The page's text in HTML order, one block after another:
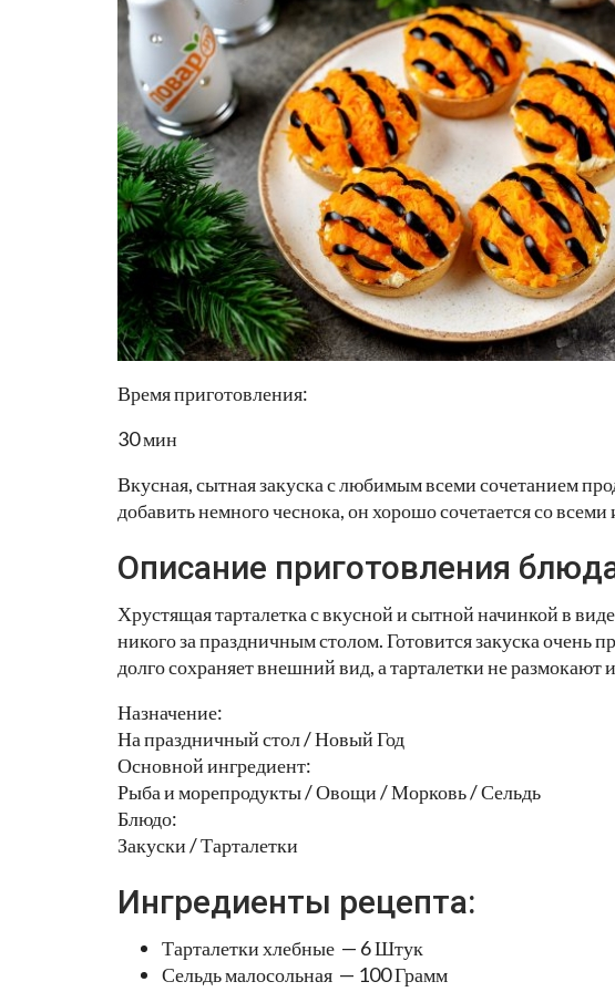
Время приготовления:
30 мин
Вкусная, сытная закуска с любимым всеми сочетанием
добавить немного чеснока, он хорошо сочетается со
Описание приготовления
Хрустящая тарталетка с вкусной и сытной начинкой в
никого за праздничным столом. Готовится закуска очень
долго сохраняет внешний вид, а тарталетки не
Назначение:
На праздничный стол / Новый Год
Основной ингредиент:
Рыба и морепродукты / Овощи / Морковь / Сельдь
Блюдо:
Закуски / Тарталетки
Ингредиенты рецепта:
Тарталетки хлебные — 6 Штук
Сельдь малосольная — 100 Грамм